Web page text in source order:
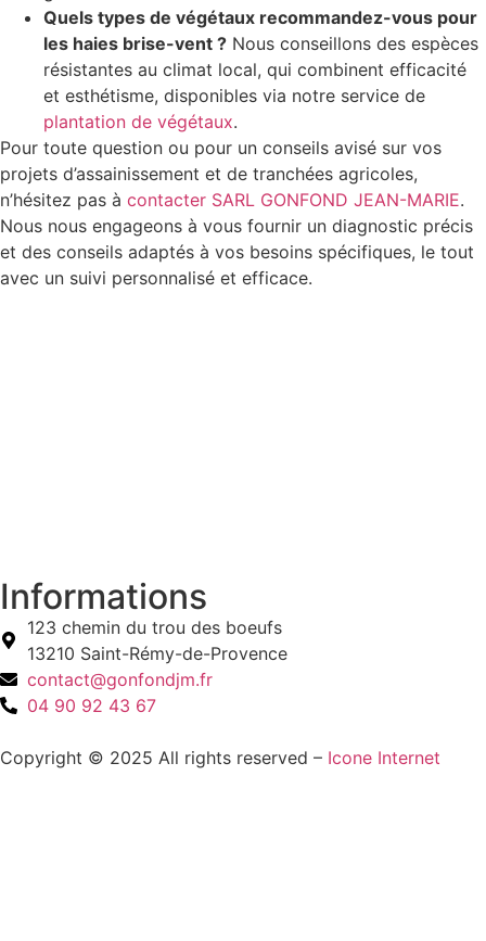
Quels types de végétaux recommandez-vous pour
les haies brise-vent ? Nous conseillons des espèces
résistantes au climat local, qui combinent efficacité
et esthétisme, disponibles via notre service de
plantation de végétaux.
Pour toute question ou pour un conseils avisé sur vos
projets d’assainissement et de tranchées agricoles,
n’hésitez pas à contacter SARL GONFOND JEAN-MARIE.
Nous nous engageons à vous fournir un diagnostic précis
et des conseils adaptés à vos besoins spécifiques, le tout
avec un suivi personnalisé et efficace.
Informations
123 chemin du trou des boeufs
13210 Saint-Rémy-de-Provence
contact@gonfondjm.fr
04 90 92 43 67
Copyright © 2025 All rights reserved – Icone Internet